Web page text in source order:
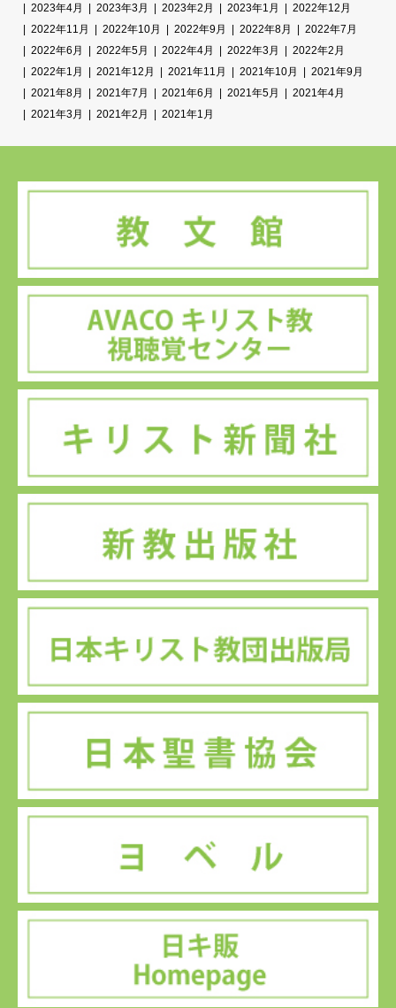
2023年4月
2023年3月 2023年2月 2023年1月
2022年12月
2022年11月
2022年10月 2022年9月 2022年8月
2022年7月
2022年6月
2022年5月 2022年4月 2022年3月
2022年2月
2022年1月
2021年12月 2021年11月 2021年10月
2021年9月
2021年8月
2021年7月 2021年6月 2021年5月
2021年4月
2021年3月
2021年2月 2021年1月